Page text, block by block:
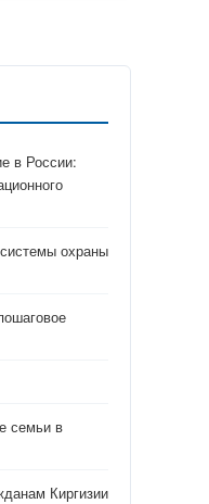
в России:
охраны
семьи в
Киргизии